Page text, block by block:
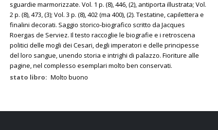
sguardie marmorizzate. Vol. 1 p. (8), 446, (2), antiporta illustrata; Vol.
2 p. (8), 473, (3); Vol. 3 p. (8), 402 (ma 400), (2). Testatine, capilettera e
finalini decorati. Saggio storico-biografico scritto da Jacques
Roergas de Serviez. Il testo raccoglie le biografie e i retroscena
politici delle mogli dei Cesari, degli imperatori e delle principesse
del loro sangue, unendo storia e intrighi di palazzo. Fioriture alle
pagine, nel complesso esemplari molto ben conservati.
Molto buono